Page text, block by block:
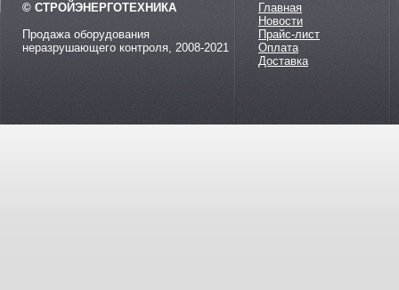
© СТРОЙЭНЕРГОТЕХНИКА
Продажа оборудования
неразрушающего контроля, 2008-2021
Главная
Новости
Прайс-лист
Оплата
Доставка